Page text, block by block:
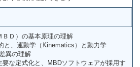
ＢＤ）の基本原理の理解
、運動学（Kinematics）と動力学
異の理解
な定式化と、MBDソフトウェアが採用す